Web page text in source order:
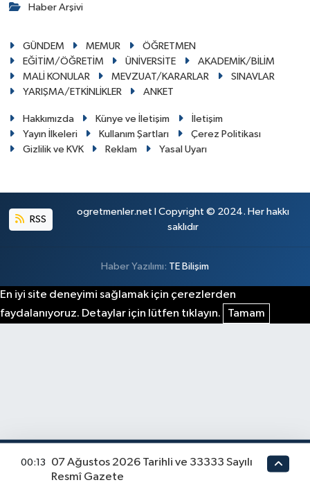
Haber Arşivi
GÜNDEM MEMUR
ÖĞRETMEN
EĞİTİM/ÖĞRETİM
ÜNİVERSİTE
AKADEMİK/BİLİM
MALİ KONULAR
MEVZUAT/KARARLAR
SINAVLAR
YARIŞMA/ETKİNLİKLER
ANKET
Hakkımızda Künye ve İletişim
İletişim
Yayın İlkeleri
Kullanım Şartları
Çerez Politikası
Gizlilik ve KVK
Reklam Yasal Uyarı
RSS
ogretmenler.net I Copyright © 2024. Her hakkı
saklıdır
Haber Yazılımı: TE Bilişim
En iyi site deneyimi sağlamak için çerezlerden
faydalanıyoruz. Detaylar için lütfen tıklayın.
Tamam
00:13
07 Ağustos 2026 Tarihli ve 33333 Sayılı
Resmî Gazete